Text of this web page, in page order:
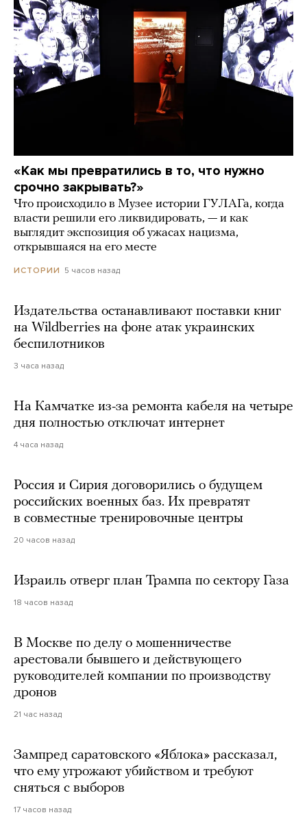
«Как мы превратились в то, что нужно
срочно закрывать?»
Что происходило в Музее истории ГУЛАГа, когда
власти решили его ликвидировать, — и как
выглядит экспозиция об ужасах нацизма,
открывшаяся на его месте
ИСТОРИИ 5 часов назад
Издательства останавливают поставки книг
на Wildberries на фоне атак украинских
беспилотников
3 часа назад
На Камчатке из-за ремонта кабеля на четыре
дня полностью отключат интернет
4 часа назад
Россия и Сирия договорились о будущем
российских военных баз. Их превратят
в совместные тренировочные центры
20 часов назад
Израиль отверг план Трампа по сектору Газа
18 часов назад
В Москве по делу о мошенничестве
арестовали бывшего и действующего
руководителей компании по производству
дронов
21 час назад
Зампред саратовского «Яблока» рассказал,
что ему угрожают убийством и требуют
сняться с выборов
17 часов назад